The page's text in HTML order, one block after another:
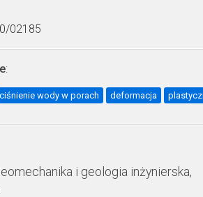
02185
:
ciśnienie wody w porach deformacja
i geologia inżynierska,